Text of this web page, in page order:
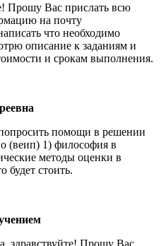
Прошу Вас прислать всю
на почту
что необходимо
описание к заданиям и
и срокам выполнения.
помощи в решении
(веип) 1) философия в
методы оценки в
будет стоить.
здравствуйте! Прошу Вас